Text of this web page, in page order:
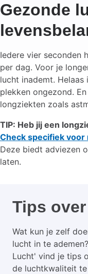
Gezonde
Iedere vier seconden
per dag. Voor je
lucht inademt.
plekken ongezond.
longziekten zoals
TIP: Heb jij een
Check specifiek
Deze biedt adviezen
laten.
Tips
Wat kun je zelf
lucht in te
Lucht' vind je tips
de luchtkwaliteit